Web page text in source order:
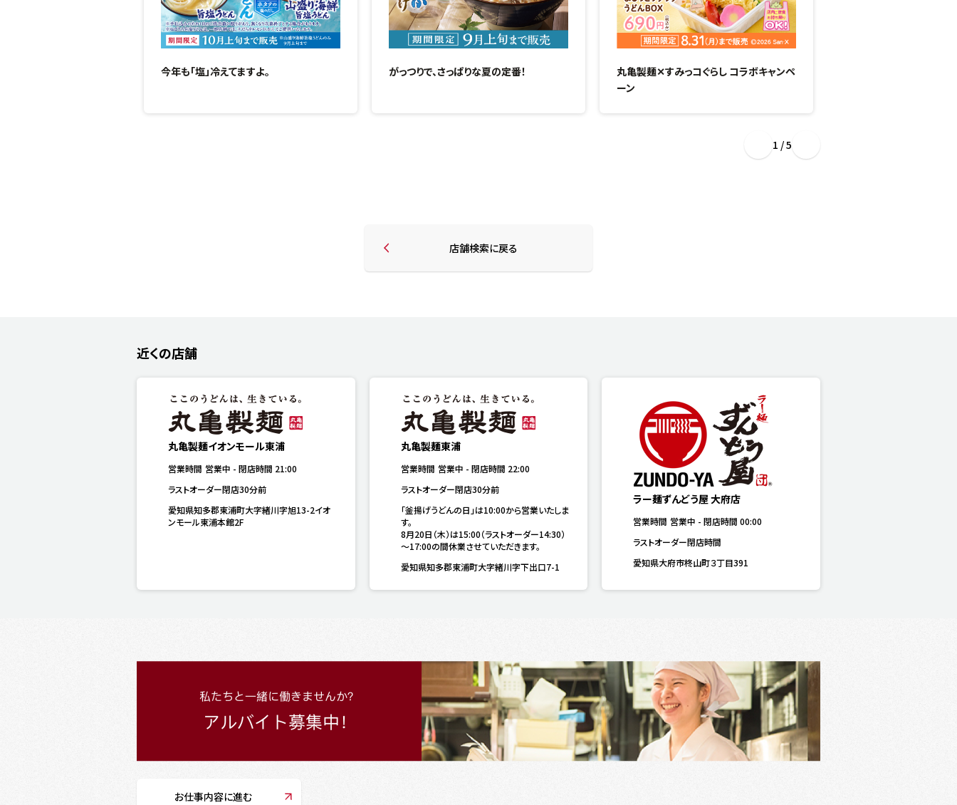
今年も「塩」冷えてますよ。 がっつりで、さっぱりな夏の定番！
丸亀製麺✕すみっコぐらし コラボキャンペ
ーン
1 / 5
店舗検索に戻る
近くの店舗
丸亀製麺イオンモール東浦
営業時間 営業中 - 閉店時間 21:00
ラストオーダー閉店30分前
愛知県知多郡東浦町大字緒川字旭13-2イオ
ンモール東浦本館2F
丸亀製麺東浦
営業時間 営業中 - 閉店時間 22:00
ラストオーダー閉店30分前
「釜揚げうどんの日」は10:00から営業いたしま
す。
8月20日（木）は15:00（ラストオーダー14:30）
～17:00の間休業させていただきます。
愛知県知多郡東浦町大字緒川字下出口7-1
ラー麺ずんどう屋 大府店
営業時間 営業中 -閉店時間 00:00
ラストオーダー閉店時間
愛知県大府市柊山町３丁目391
お仕事内容に進む